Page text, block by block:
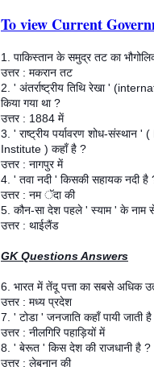
To view Current
1. पाकिस्तान के समुद्र तट का
उत्तर : मकरान तट
2. ' अंतर्राष्ट्रीय तिथि रेखा '
किया गया था ?
उत्तर : 1884 में
3. ' राष्ट्रीय पर्यावरण शोध-
Institute ) कहाँ है ?
उत्तर : नागपुर में
4. ' तवा नदी ' किसकी सहायक नदी है
उत्तर : नम ॅदा की
5. कौन-सा देश पहले ' स्याम ' के नाम से
उत्तर : थाईलैंड
GK Questions Answers
6. भारत में तेंदू पत्ता का सबसे अधिक
उत्तर : मध्य प्रदेश
7. ' टोडा ' जनजाति कहाँ पायी जाती
उत्तर : नीलगिरि पहाड़ियों में
8. ' बेरूत ' किस देश की राजधानी है ?
उत्तर : लेबनान की